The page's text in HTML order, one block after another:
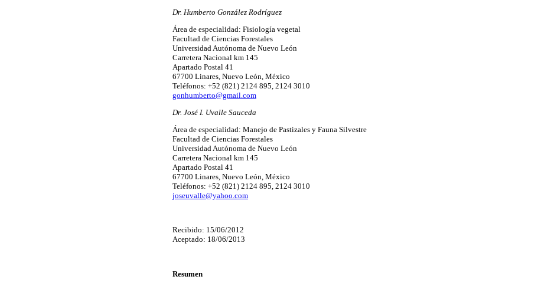
Dr. Humberto González Rodríguez
Área de especialidad: Fisiología vegetal
Facultad de Ciencias Forestales
Universidad Autónoma de Nuevo León
Carretera Nacional km 145
Apartado Postal 41
67700 Linares, Nuevo León, México
Teléfonos: +52 (821) 2124 895, 2124 3010
gonhumberto@gmail.com
Dr. José I. Uvalle Sauceda
Área de especialidad: Manejo de Pastizales y Fauna Silvestre
Facultad de Ciencias Forestales
Universidad Autónoma de Nuevo León
Carretera Nacional km 145
Apartado Postal 41
67700 Linares, Nuevo León, México
Teléfonos: +52 (821) 2124 895, 2124 3010
joseuvalle@yahoo.com
Recibido: 15/06/2012
Aceptado: 18/06/2013
Resumen